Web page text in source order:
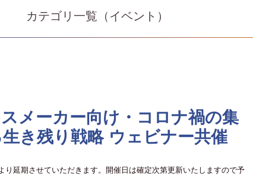
カテゴリ一覧（ イベント ）
メーカー向け・コロナ禍の集
き残り戦略 ウェビナー共催
り延期させていただきます。開催日は確定次第更新いたしますので予